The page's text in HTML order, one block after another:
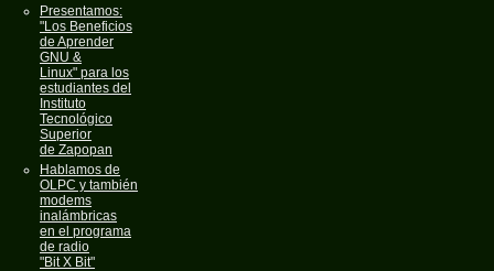
Presentamos:
"Los Beneficios
de Aprender
GNU &
Linux" para los
estudiantes del
Instituto
Tecnológico
Superior
de Zapopan
Hablamos de
OLPC y también
modems
inalámbricas
en el programa
de radio
"Bit X Bit"